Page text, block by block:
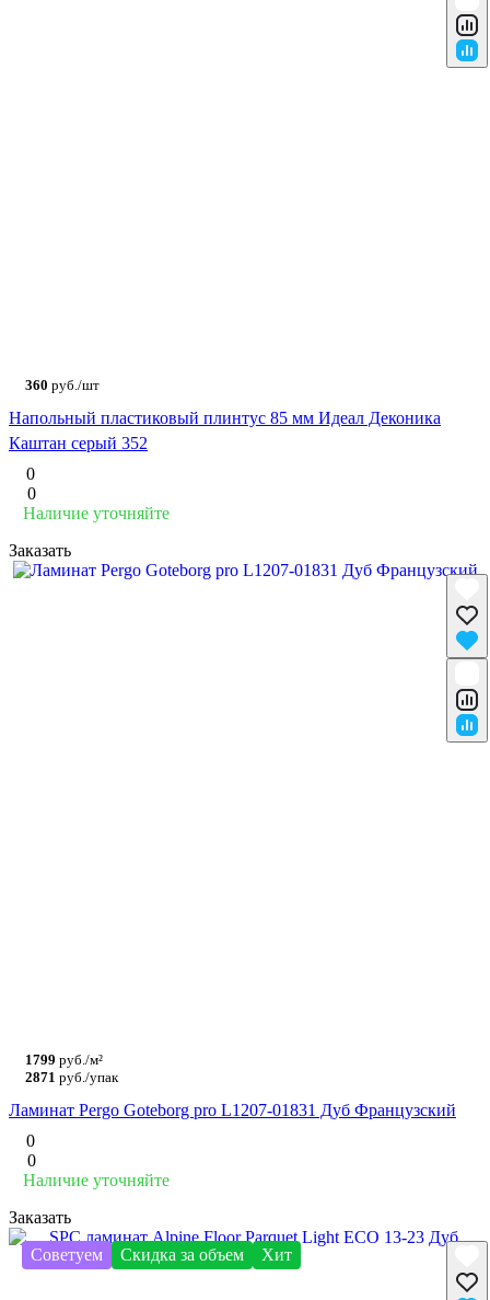
360 руб./шт
Напольный пластиковый плинтус 85 мм Идеал Деконика
Каштан серый 352
0
0
Наличие уточняйте
Заказать
1799 руб./м²
2871 руб./упак
Ламинат Pergo Goteborg pro L1207-01831 Дуб Французский
0
0
Наличие уточняйте
Заказать
Советуем
Скидка за объем Хит